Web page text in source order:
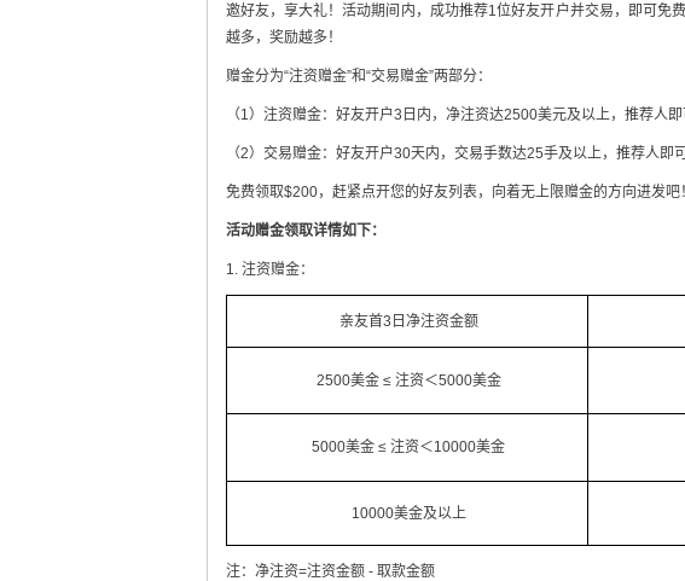
邀好友，享大礼！活动期间内，成功推荐1位好友开户并交易，即可免
越多，奖励越多！
赠金分为“注资赠金”和“交易赠金”两部分：
（1）注资赠金：好友开户3日内，净注资达2500美元及以上，推荐人
（2）交易赠金：好友开户30天内，交易手数达25手及以上，推荐人即
免费领取$200，赶紧点开您的好友列表，向着无上限赠金的方向进发吧！
活动赠金领取详情如下：
1. 注资赠金：
亲友首3日净注资金额
2500美金 ≤ 注资＜5000美金
5000美金 ≤ 注资＜10000美金
10000美金及以上
注：净注资=注资金额 - 取款金额